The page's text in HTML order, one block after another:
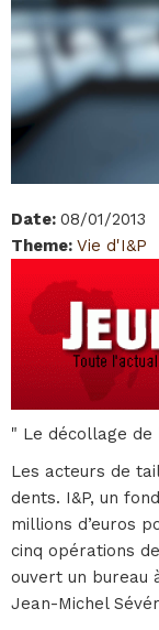
Date: 08/01/2013
Theme: Vie d'I&P
" Le décollage
Les acteurs de
dents. I&P, un
millions d’euros
cinq opérations
ouvert un bureau
Jean-Michel